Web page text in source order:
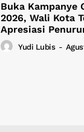
Buka Kampanye
2026, Wali Kota
Apresiasi
Yudi Lubis -